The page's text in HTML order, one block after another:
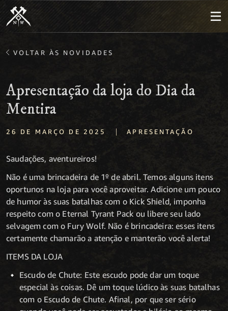
VOLTAR ÀS NOVIDADES
Apresentação da loja do Dia da
Mentira
26 DE MARÇO DE 2025 | APRESENTAÇÃO
Saudações, aventureiros!
Não é uma brincadeira de 1º de abril. Temos alguns itens
oportunos na loja para você aproveitar. Adicione um pouco
de humor às suas batalhas com o Kick Shield, imponha
respeito com o Eternal Tyrant Pack ou libere seu lado
selvagem com o Fury Wolf. Não é brincadeira: esses itens
certamente chamarão a atenção e manterão você alerta!
ITEMS DA LOJA
Escudo de Chute: Este escudo pode dar um toque
especial às coisas. Dê um toque lúdico às suas batalhas
com o Escudo de Chute. Afinal, por que ser sério